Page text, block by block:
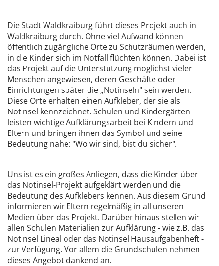
Die Stadt Waldkraiburg führt dieses Projekt auch in
Waldkraiburg durch. Ohne viel Aufwand können
öffentlich zugängliche Orte zu Schutzräumen werden,
in die Kinder sich im Notfall flüchten können. Dabei ist
das Projekt auf die Unterstützung möglichst vieler
Menschen angewiesen, deren Geschäfte oder
Einrichtungen später die „Notinseln" sein werden.
Diese Orte erhalten einen Aufkleber, der sie als
Notinsel kennzeichnet. Schulen und Kindergärten
leisten wichtige Aufklärungsarbeit bei Kindern und
Eltern und bringen ihnen das Symbol und seine
Bedeutung nahe: "Wo wir sind, bist du sicher".
Uns ist es ein großes Anliegen, dass die Kinder über
das Notinsel-Projekt aufgeklärt werden und die
Bedeutung des Aufklebers kennen. Aus diesem Grund
informieren wir Eltern regelmäßig in all unseren
Medien über das Projekt. Darüber hinaus stellen wir
allen Schulen Materialien zur Aufklärung - wie z.B. das
Notinsel Lineal oder das Notinsel Hausaufgabenheft -
zur Verfügung. Vor allem die Grundschulen nehmen
dieses Angebot dankend an.